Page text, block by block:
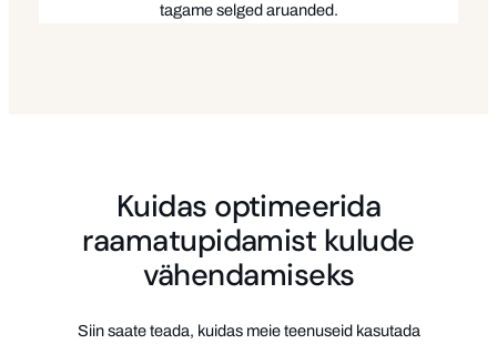
tagame selged aruanded.
Kuidas optimeerida
raamatupidamist kulude
vähendamiseks
Siin saate teada, kuidas meie teenuseid kasutada